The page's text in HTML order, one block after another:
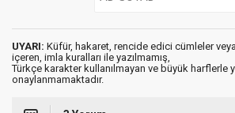
UYARI: Küfür, hakaret, rencide edici cümleler
içeren, imla kuralları ile yazılmamış,
Türkçe karakter kullanılmayan ve büyük harflerle
onaylanmamaktadır.